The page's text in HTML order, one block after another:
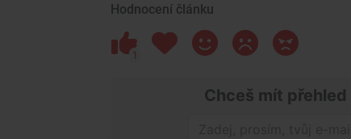
Hodnocení článku
1
Chceš mít